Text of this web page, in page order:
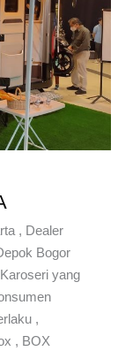
, Dealer
Bogor
yang
,
, BOX